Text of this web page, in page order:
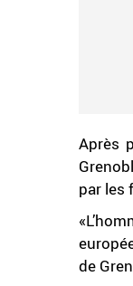
Après
par les
de